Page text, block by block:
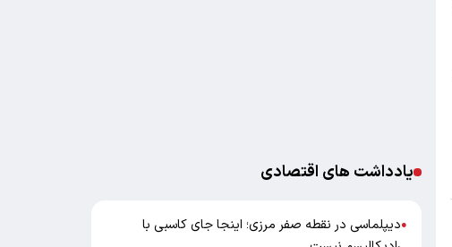
یادداشت های اقتصادی
●دیپلماسی در نقطه صفر مرزی؛ اینجا جای کاسبی با